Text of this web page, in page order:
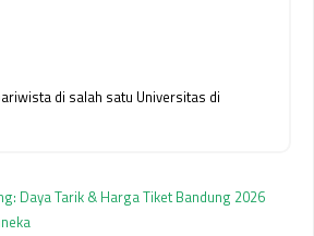
di salah satu Universitas di
Daya Tarik & Harga Tiket Bandung 2026